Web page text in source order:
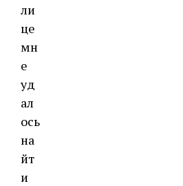
ли
це
мн
е
уд
ал
ось
на
йт
и